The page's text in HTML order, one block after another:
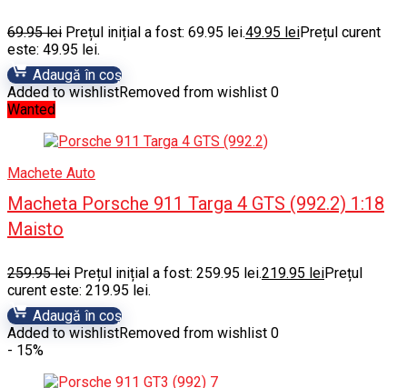
69.95lei Prețul inițial a fost: 69.95 lei.49.95 leiPrețul curent
este: 49.95 lei.
Adaugă în coș
Added to wishlistRemoved from wishlist 0
Wanted
Machete Auto
Macheta Porsche 911 Targa 4 GTS (992.2) 1:18
Maisto
259.95lei Prețul inițial a fost: 259.95 lei.219.95 leiPrețul
curent este: 219.95 lei.
Adaugă în coș
Added to wishlistRemoved from wishlist 0
- 15%